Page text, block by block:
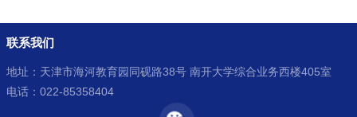
联系我们
地址：天津市海河教育园同砚路38号 南开大学综合业务西楼405室
电话：022-85358404